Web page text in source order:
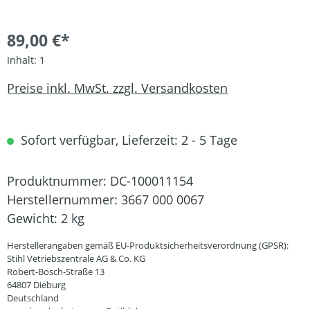
89,00 €*
Inhalt: 1
Preise inkl. MwSt. zzgl. Versandkosten
Sofort verfügbar, Lieferzeit: 2 - 5 Tage
Produktnummer: DC-100011154
Herstellernummer: 3667 000 0067
Gewicht: 2 kg
Herstellerangaben gemäß EU-Produktsicherheitsverordnung (GPSR):
Stihl Vetriebszentrale AG & Co. KG
Robert-Bosch-Straße 13
64807 Dieburg
Deutschland